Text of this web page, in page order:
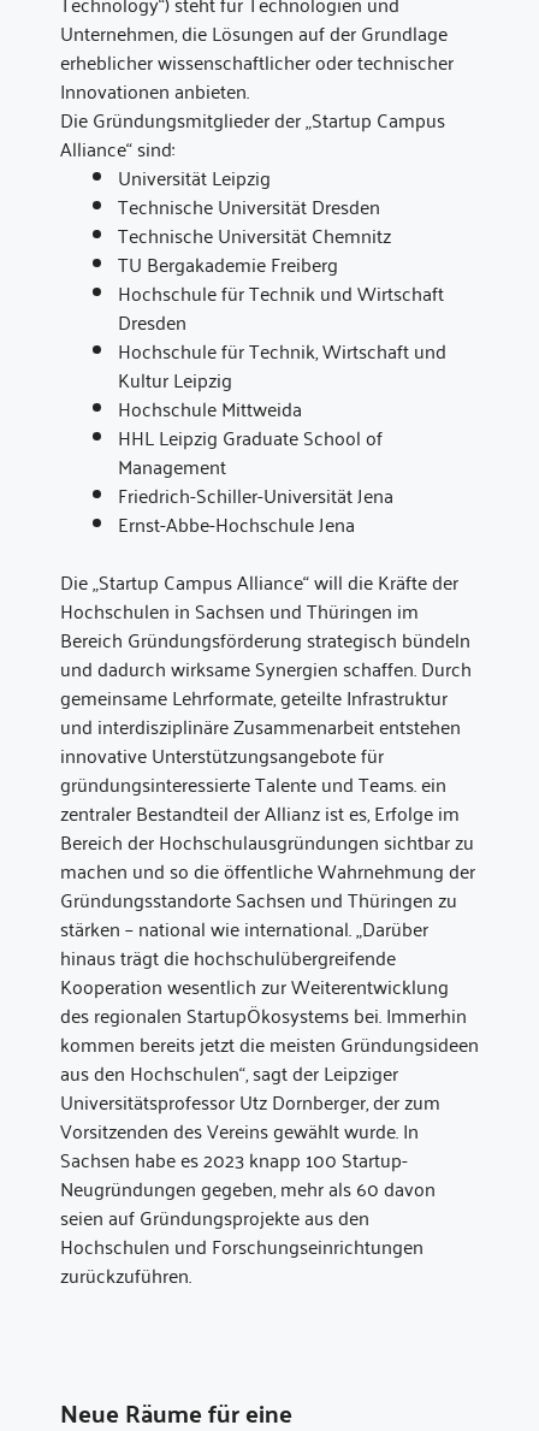
Unternehmen, die Lösungen auf der Grundlage
erheblicher wissenschaftlicher oder technischer
Innovationen anbieten.
Die Gründungsmitglieder der „Startup Campus
Alliance“ sind:
Universität Leipzig
Technische Universität Dresden
Technische Universität Chemnitz
TU Bergakademie Freiberg
Hochschule für Technik und Wirtschaft
Dresden
Hochschule für Technik, Wirtschaft und
Kultur Leipzig
Hochschule Mittweida
HHL Leipzig Graduate School of
Management
Friedrich-Schiller-Universität Jena
Ernst-Abbe-Hochschule Jena
Die „Startup Campus Alliance“ will die Kräfte der
Hochschulen in Sachsen und Thüringen im
Bereich Gründungsförderung strategisch bündeln
und dadurch wirksame Synergien schaffen. Durch
gemeinsame Lehrformate, geteilte Infrastruktur
und interdisziplinäre Zusammenarbeit entstehen
innovative Unterstützungsangebote für
gründungsinteressierte Talente und Teams. ein
zentraler Bestandteil der Allianz ist es, Erfolge im
Bereich der Hochschulausgründungen sichtbar zu
machen und so die öffentliche Wahrnehmung der
Gründungsstandorte Sachsen und Thüringen zu
stärken – national wie international. „Darüber
hinaus trägt die hochschulübergreifende
Kooperation wesentlich zur Weiterentwicklung
des regionalen StartupÖkosystems bei. Immerhin
kommen bereits jetzt die meisten Gründungsideen
aus den Hochschulen“, sagt der Leipziger
Universitätsprofessor Utz Dornberger, der zum
Vorsitzenden des Vereins gewählt wurde. In
Sachsen habe es 2023 knapp 100 Startup-
Neugründungen gegeben, mehr als 60 davon
seien auf Gründungsprojekte aus den
Hochschulen und Forschungseinrichtungen
zurückzuführen.
Neue Räume für eine